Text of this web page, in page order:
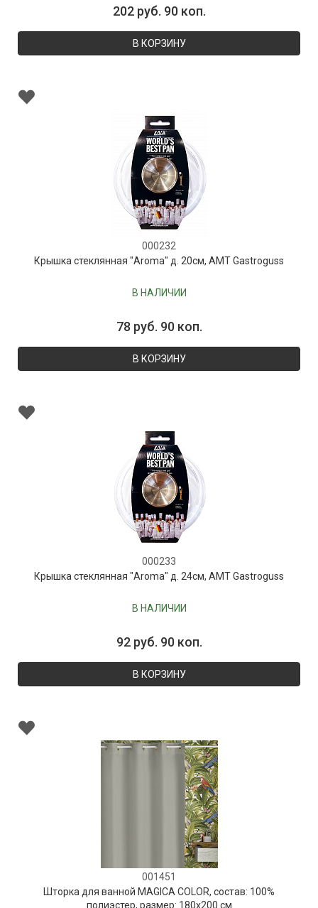
202 руб. 90 коп.
В КОРЗИНУ
000232
Крышка стеклянная "Aroma" д. 20см, AMT Gastroguss
В НАЛИЧИИ
78 руб. 90 коп.
В КОРЗИНУ
000233
Крышка стеклянная "Aroma" д. 24см, AMT Gastroguss
В НАЛИЧИИ
92 руб. 90 коп.
В КОРЗИНУ
001451
Шторка для ванной MAGICA COLOR, состав: 100%
полиэстер, размер: 180х200 см